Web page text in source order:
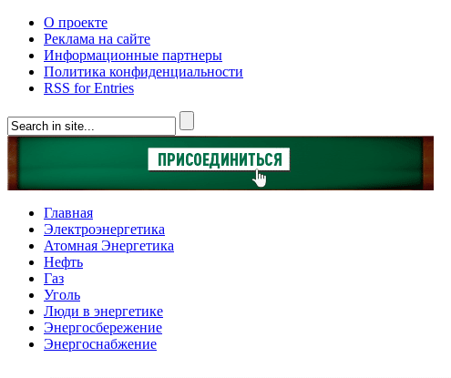
О проекте
Реклама на сайте
Информационные партнеры
Политика конфиденциальности
RSS for Entries
Главная
Электроэнергетика
Атомная Энергетика
Нефть
Газ
Уголь
Люди в энергетике
Энергосбережение
Энергоснабжение